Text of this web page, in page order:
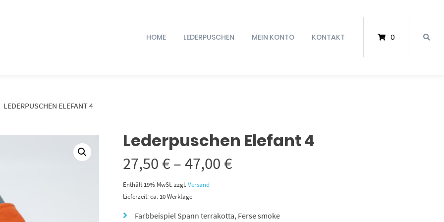
HOME LEDERPUSCHEN MEIN KONTO KONTAKT 0
LEDERPUSCHEN ELEFANT 4
Lederpuschen Elefant 4
27,50€–47,00€Preisspanne:
bis
Enthält 19% MwSt.zzgl.Versand
Lieferzeit: ca. 10 Werktage
Farbbeispiel Spann terrakotta, Ferse smoke